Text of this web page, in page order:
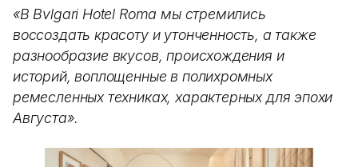
«В Bvlgari Hotel Roma мы стремились
воссоздать красоту и утонченность, а также
разнообразие вкусов, происхождения и
историй, воплощенные в полихромных
ремесленных техниках, характерных для эпохи
Августа».